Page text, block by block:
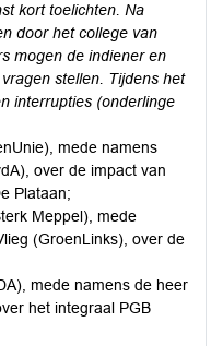
kort toelichten. Na
door het college van
mogen de indiener en
stellen. Tijdens het
interrupties (onderlinge
mede namens
over de impact van
Plataan;
Meppel), mede
(GroenLinks), over de
mede namens de heer
het integraal PGB